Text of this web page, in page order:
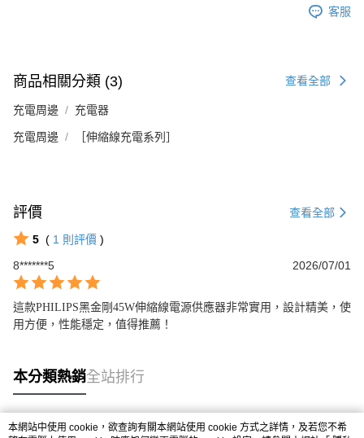
客服
商品相關分類 (3) 查看全部
充電周邊 充電器
充電周邊 ［伸縮線充電系列］
評價 查看全部
5 ( 1 則評價 )
8*******5
2026/07/01
這款PHILIPS黑金剛45W伸縮線電源供應器非常實用，設計精美，使
用方便，性能穩定，值得推薦！
本分類熱銷全站排行
本網站中使用 cookie，欲查詢有關本網站使用 cookie 方式之詳情，及若您不希